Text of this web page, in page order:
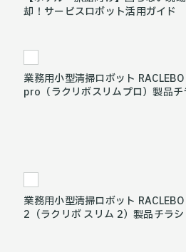
却！サービスロボット活用ガイド
業務用小型清掃ロボット
pro（ラクリボスリムプロ）製品チ
業務用小型清掃ロボット
2（ラクリボ スリム 2）製品チラシ